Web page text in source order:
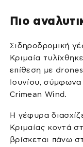
Πιο
Σιδηροδρομική
Κριμαία
επίθεση με
Ιουνίου,
Crimean Wind.
Η γέφυρα
Κριμαίας κοντά
βρίσκεται πάνω